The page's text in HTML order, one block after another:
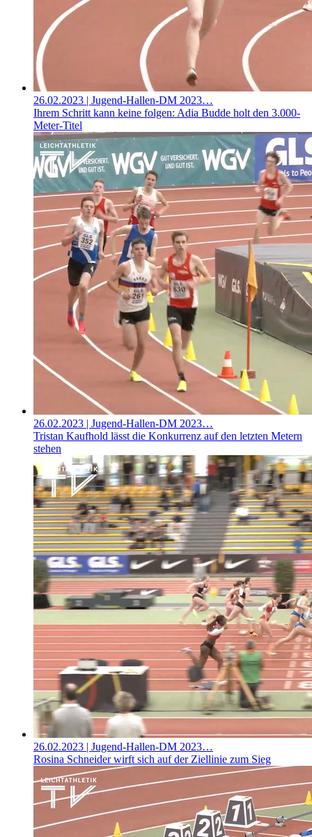
26.02.2023 | Jugend-Hallen-DM 2023…
Ihrem Schritt kann keine folgen: Adia Budde holt den 3.000-
Meter-Titel
26.02.2023 | Jugend-Hallen-DM 2023…
Tristan Kaufhold lässt die Konkurrenz auf den letzten Metern
stehen
26.02.2023 | Jugend-Hallen-DM 2023…
Rosina Schneider wirft sich auf der Ziellinie zum Sieg